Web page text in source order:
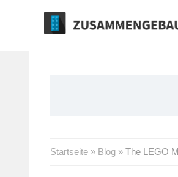
Startseite » Blog » The LEGO